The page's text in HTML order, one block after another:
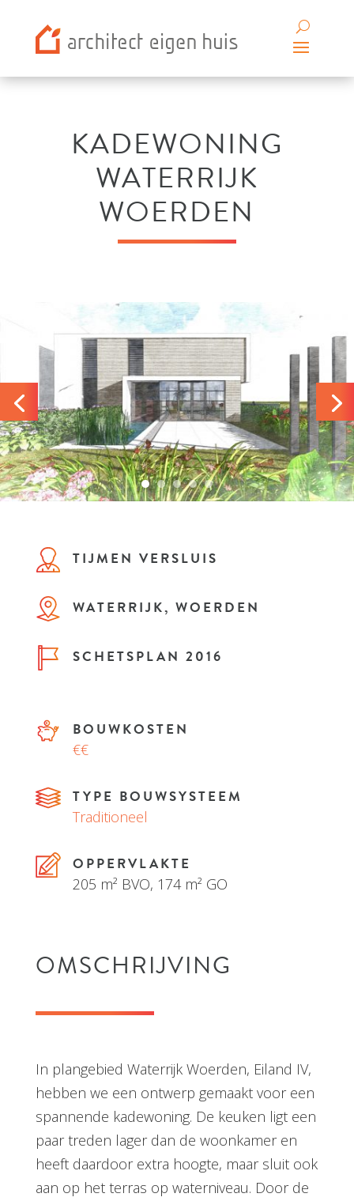
KADEWONING
WATERRIJK
WOERDEN
TIJMEN VERSLUIS
WATERRIJK, WOERDEN
SCHETSPLAN 2016
BOUWKOSTEN
€€
TYPE BOUWSYSTEEM
Traditioneel
OPPERVLAKTE
205 m² BVO, 174 m² GO
OMSCHRIJVING
In plangebied Waterrijk Woerden, Eiland IV,
hebben we een ontwerp gemaakt voor een
spannende kadewoning. De keuken ligt een
paar treden lager dan de woonkamer en
heeft daardoor extra hoogte, maar sluit ook
aan op het terras op waterniveau. Door de